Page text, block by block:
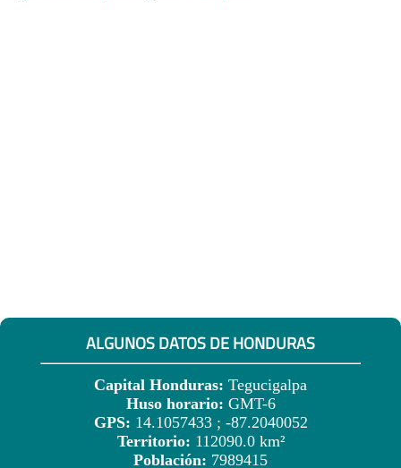
ALGUNOS DATOS DE HONDURAS
Capital Honduras: Tegucigalpa
Huso horario: GMT-6
GPS: 14.1057433 ; -87.2040052
Territorio: 112090.0 km²
Población: 7989415